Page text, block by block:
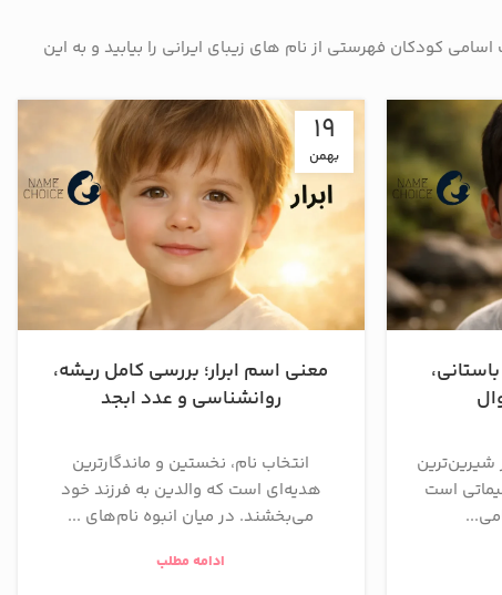
اسامی کودکان فهرستی از نام های زیبای ایرانی را بیابید و به این
شیرین‌ترین
است
19
بهمن
معنی اسم ابرار؛ بررسی کامل ریشه،
روانشناسی و عدد ابجد
انتخاب نام، نخستین و ماندگارترین
هدیه‌ای است که والدین به فرزند خود
می‌بخشند. در میان انبوه نام‌های ...
ادامه مطلب